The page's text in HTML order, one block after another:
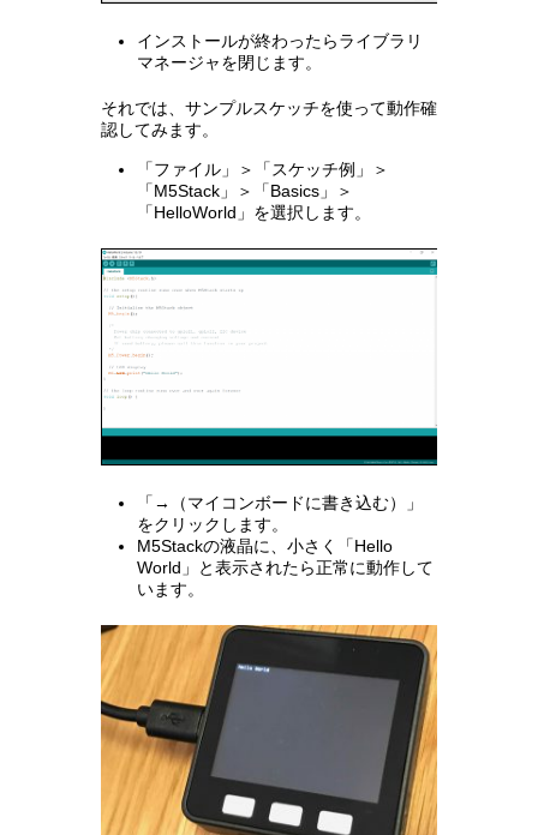
インストールが終わったらライブラリ
マネージャを閉じます。
それでは、サンプルスケッチを使って動作確
認してみます。
「ファイル」＞「スケッチ例」＞
「M5Stack」＞「Basics」＞
「HelloWorld」を選択します。
「→（マイコンボードに書き込む）」
をクリックします。
M5Stackの液晶に、小さく「Hello
World」と表示されたら正常に動作して
います。